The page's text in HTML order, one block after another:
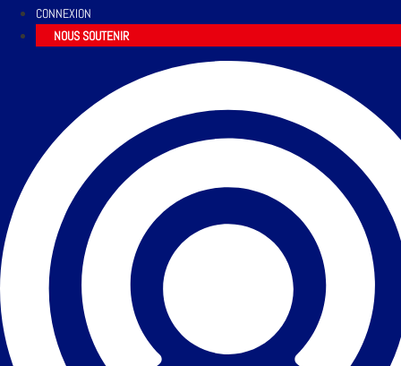
CONNEXION
NOUS SOUTENIR